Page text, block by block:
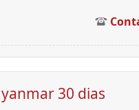
30 dias